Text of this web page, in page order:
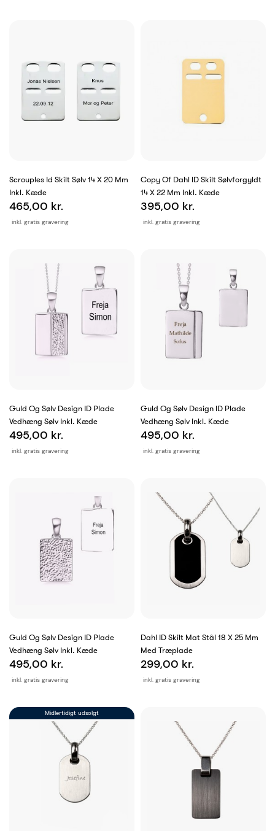
Scrouples Id Skilt Sølv 14 X 20 Mm
Inkl. Kæde
inkl. gratis gravering
465,00 kr.
Copy Of Dahl ID Skilt Sølvforgyldt
14 X 22 Mm Inkl. Kæde
inkl. gratis gravering
395,00 kr.
Guld Og Sølv Design ID Plade
Vedhæng Sølv Inkl. Kæde
inkl. gratis gravering
495,00 kr.
Guld Og Sølv Design ID Plade
Vedhæng Sølv Inkl. Kæde
inkl. gratis gravering
495,00 kr.
Guld Og Sølv Design ID Plade
Vedhæng Sølv Inkl. Kæde
inkl. gratis gravering
495,00 kr.
Dahl ID Skilt Mat Stål 18 X 25 Mm
Med Træplade
inkl. gratis gravering
299,00 kr.
Midlertidigt udsolgt